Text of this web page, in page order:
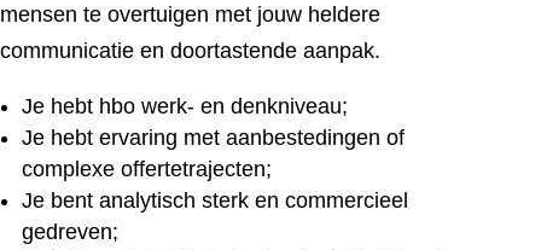
mensen te overtuigen met jouw heldere
communicatie en doortastende aanpak.
Je hebt hbo werk- en denkniveau;
Je hebt ervaring met aanbestedingen of
complexe offertetrajecten;
Je bent analytisch sterk en commercieel
gedreven;